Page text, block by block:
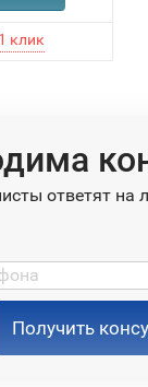
ответят на
Получить